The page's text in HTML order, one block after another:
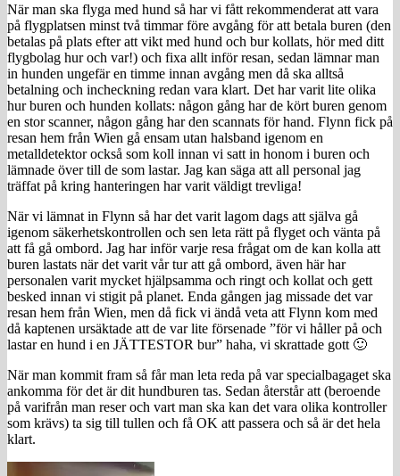
När man ska flyga med hund så har vi fått rekommenderat att vara
på flygplatsen minst två timmar före avgång för att betala buren (den
betalas på plats efter att vikt med hund och bur kollats, hör med ditt
flygbolag hur och var!) och fixa allt inför resan, sedan lämnar man
in hunden ungefär en timme innan avgång men då ska alltså
betalning och incheckning redan vara klart. Det har varit lite olika
hur buren och hunden kollats: någon gång har de kört buren genom
en stor scanner, någon gång har den scannats för hand. Flynn fick på
resan hem från Wien gå ensam utan halsband igenom en
metalldetektor också som koll innan vi satt in honom i buren och
lämnade över till de som lastar. Jag kan säga att all personal jag
träffat på kring hanteringen har varit väldigt trevliga!
När vi lämnat in Flynn så har det varit lagom dags att själva gå
igenom säkerhetskontrollen och sen leta rätt på flyget och vänta på
att få gå ombord. Jag har inför varje resa frågat om de kan kolla att
buren lastats när det varit vår tur att gå ombord, även här har
personalen varit mycket hjälpsamma och ringt och kollat och gett
besked innan vi stigit på planet. Enda gången jag missade det var
resan hem från Wien, men då fick vi ändå veta att Flynn kom med
då kaptenen ursäktade att de var lite försenade ”för vi håller på och
lastar en hund i en JÄTTESTOR bur” haha, vi skrattade gott 🙂
När man kommit fram så får man leta reda på var specialbagaget ska
ankomma för det är dit hundburen tas. Sedan återstår att (beroende
på varifrån man reser och vart man ska kan det vara olika kontroller
som krävs) ta sig till tullen och få OK att passera och så är det hela
klart.